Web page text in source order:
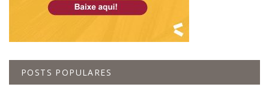
POSTS POPULARES